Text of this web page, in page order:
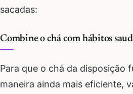
sacadas:
Combine o chá com hábitos
Para que o chá da disposição
maneira ainda mais eficiente,